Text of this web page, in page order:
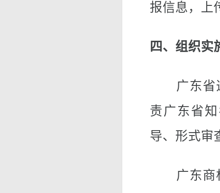
报信息，上
四、组织实
广东省造
责广东省
导、形式审
广东商标